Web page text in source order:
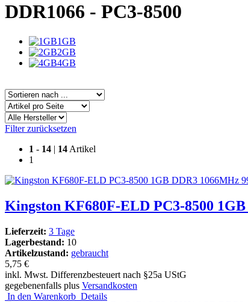
DDR1066 - PC3-8500
1GB
2GB
4GB
Filter zurücksetzen
1 - 14 | 14 Artikel
1
Kingston KF680F-ELD PC3-8500
Lieferzeit: 3 Tage
Lagerbestand: 10
Artikelzustand: gebraucht
5,75 €
inkl. Mwst. Differenzbesteuert nach §25a UStG
gegebenenfalls plus Versandkosten
In den Warenkorb Details